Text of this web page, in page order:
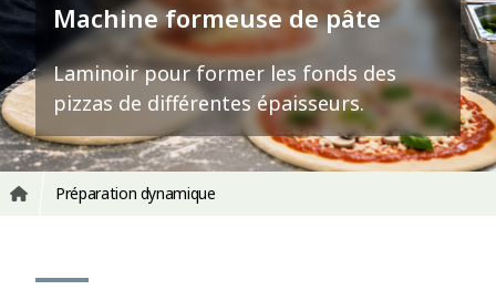
Machine formeuse de pâte
Laminoir pour former les fonds des
pizzas de différentes épaisseurs.
Préparation dynamique